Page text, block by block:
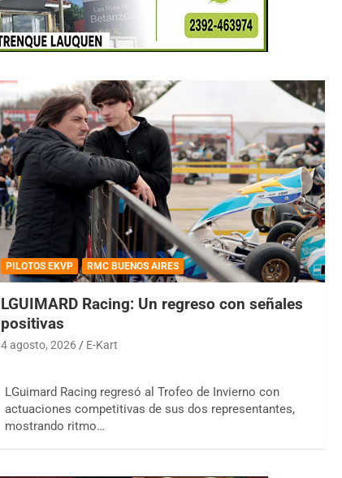
PILOTOS EKVP RMC BUENOS AIRES
LGUIMARD Racing: Un regreso con señales
positivas
4 agosto, 2026 E-Kart
LGuimard Racing regresó al Trofeo de Invierno con
actuaciones competitivas de sus dos representantes,
mostrando ritmo…